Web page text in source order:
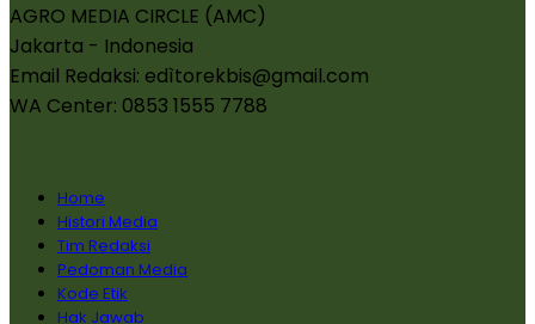
AGRO MEDIA CIRCLE (AMC)
Jakarta - Indonesia
Email Redaksi: edìtorekbis@gmail.com
WA Center: 0853 1555 7788
Home
Histori Media
Tim Redaksi
Pedoman Media
Kode Etik
Hak Jawab